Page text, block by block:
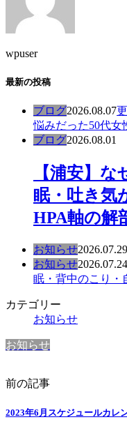
wpuser
最新の投稿
ブログ2026.08.07
悩みだった50代女
ブログ2026.08.01
【浦安】
眠・吐き気
HPA軸の解
お知らせ2026.07.29
お知らせ2026.07.24
眠・背中のこり・
カテゴリー
お知らせ
お知らせ
前の記事
2023年6月スケジュールカレ